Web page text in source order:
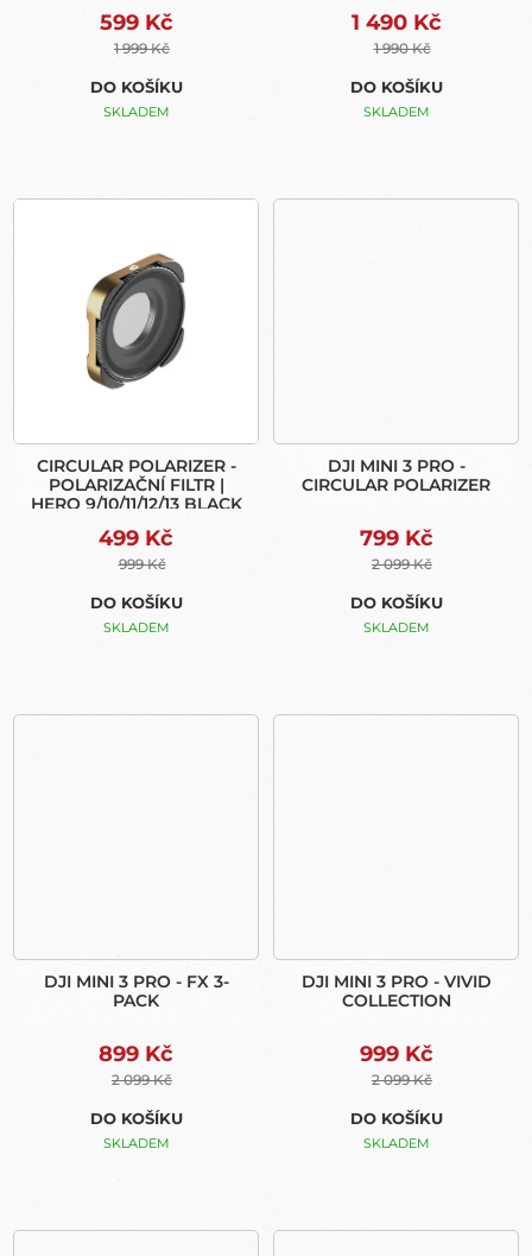
ROZBALENO
599 Kč
1 999 Kč
DO KOŠÍKU
SKLADEM
1 490 Kč
1 990 Kč
DO KOŠÍKU
SKLADEM
CIRCULAR POLARIZER -
POLARIZAČNÍ FILTR |
HERO 9/10/11/12/13 BLACK
499 Kč
999 Kč
DO KOŠÍKU
SKLADEM
DJI MINI 3 PRO -
CIRCULAR POLARIZER
799 Kč
2 099 Kč
DO KOŠÍKU
SKLADEM
DJI MINI 3 PRO - FX 3-
PACK
899 Kč
2 099 Kč
DO KOŠÍKU
SKLADEM
DJI MINI 3 PRO - VIVID
COLLECTION
999 Kč
2 099 Kč
DO KOŠÍKU
SKLADEM